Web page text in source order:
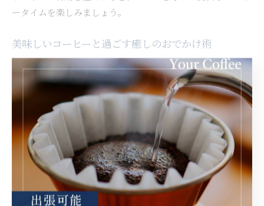
ータイムを楽しみましょう。
美味しいコーヒーと過ごす癒しのおでかけ術
和歌山市で癒しのおでかけを計画するなら、美味しいコーヒ
ーと一緒に過ごせるスポットを選ぶのがポイントです。公園
や海沿いのベンチ、緑豊かな広場など、自然を感じられる場
所でコーヒーを味わうことで、心がほぐれリフレッシュでき
ます。無料で楽しめるスポットも多いため、気軽に訪れるこ
とができます。
具体的には、専門店でテイクアウトしたコーヒーを持って、
和歌山城公園や和歌浦の浜辺を散策するプランが好評です。
家族や友人と一緒に、または一人でも、コーヒーを片手に景